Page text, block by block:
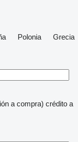
Polonia
Grecia
a compra) crédito a